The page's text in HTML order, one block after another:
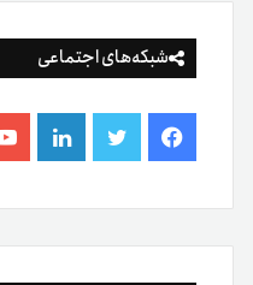
شبکه‌های اجتماعی
فیس
بوک
توییتر